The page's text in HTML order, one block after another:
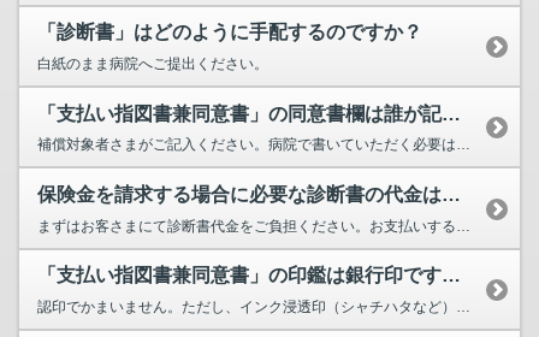
「診断書」はどのように手配するのですか？
白紙のまま病院へご提出ください。
「支払い指図書兼同意書」の同意書欄は誰が記入するのですか？病院に持っていくのですか？
補償対象者さまがご記入ください。病院で書いていただく必要はございません。
保険金を請求する場合に必要な診断書の代金は誰が負担するのですか？
「支払い指図書兼同意書」の印鑑は銀行印ですか？
認印でかまいません。ただし、インク浸透印（シャチハタなど）はご利用いただけません。